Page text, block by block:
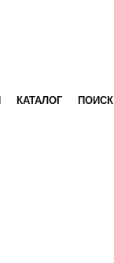
КАТАЛОГ ПОИСК